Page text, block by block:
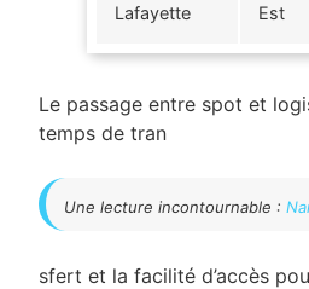
Lafayette
Est
Le passage entre spot et
temps de tran
Une lecture incontournable :
sfert et la facilité d’accès